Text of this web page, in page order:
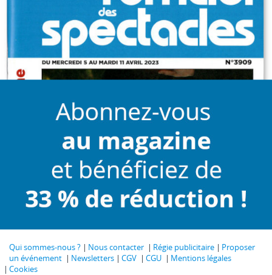
Qui sommes-nous ? Nous contacter Régie publicitaire
Proposer
un événement
Newsletters CGV CGU
Mentions légales
Cookies